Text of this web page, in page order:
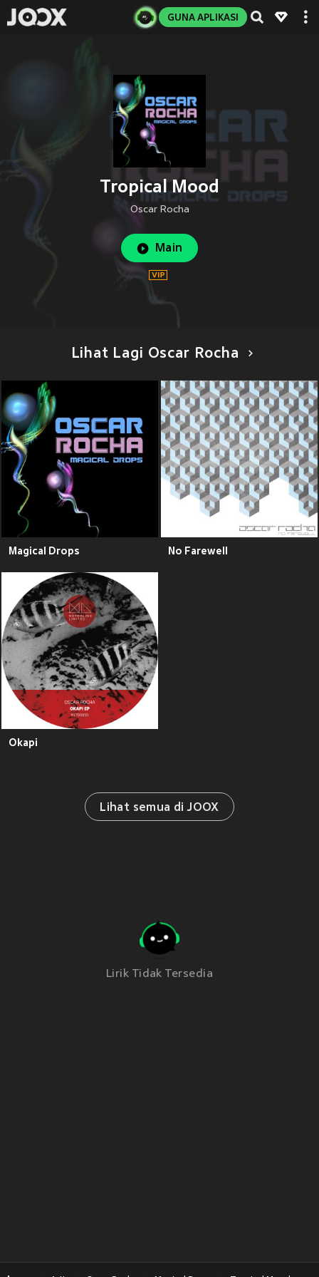
GUNA APLIKASI
Tropical Mood
Oscar Rocha
Main
Lihat Lagi Oscar Rocha
Magical Drops No Farewell
Okapi
Lihat semua di JOOX
Lirik Tidak Tersedia